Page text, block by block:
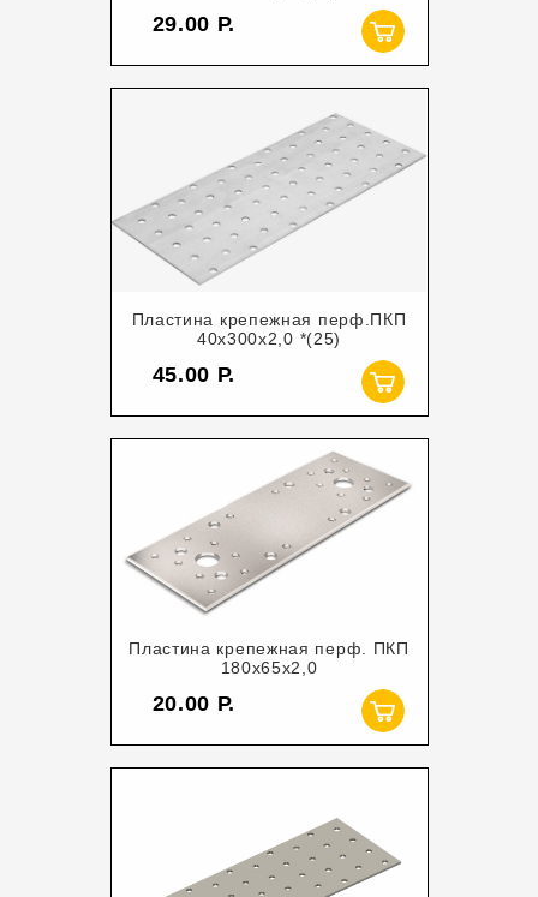
29.00
Пластина крепежная перф.ПКП
40х300х2,0 *(25)
45.00
Пластина крепежная перф. ПКП
180х65х2,0
20.00